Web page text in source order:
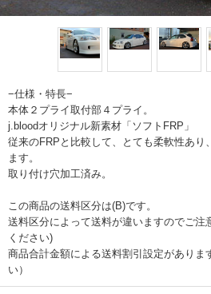
−仕様・特長−
本体２プライ取付部４プライ。
j.bloodオリジナル新素材「ソフトFRP」
従来のFRPと比較して、とても柔軟性あり
ます。
取り付け穴加工済み。
この商品の送料区分は(B)です。
送料区分によって送料が違いますのでご注
ください)
商品合計金額による送料割引設定がありま
い）